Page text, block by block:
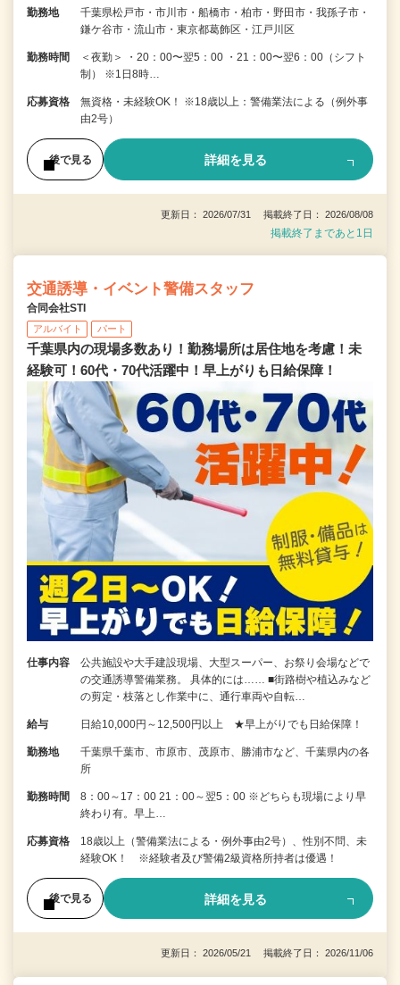
勤務地
千葉県松戸市・市川市・船橋市・柏市・野田市・我孫子市・
鎌ケ谷市・流山市・東京都葛飾区・江戸川区
勤務時間
＜夜勤＞ ・20：00〜翌5：00 ・21：00〜翌6：00（シフト
制） ※1日8時…
応募資格
無資格・未経験OK！ ※18歳以上：警備業法による（例外事
由2号）
後で見る 詳細を見る
更新日： 2026/07/31 掲載終了日： 2026/08/08
掲載終了まであと1日
交通誘導・イベント警備スタッフ
合同会社STI
アルバイト パート
千葉県内の現場多数あり！勤務場所は居住地を考慮！未
経験可！60代・70代活躍中！早上がりも日給保障！
仕事内容
公共施設や大手建設現場、大型スーパー、お祭り会場などで
の交通誘導警備業務。 具体的には…… ■街路樹や植込みなど
の剪定・枝落とし作業中に、通行車両や自転…
給与 日給10,000円～12,500円以上 ★早上がりでも日給保障！
勤務地
千葉県千葉市、市原市、茂原市、勝浦市など、千葉県内の各
所
勤務時間
8：00～17：00 21：00～翌5：00 ※どちらも現場により早
終わり有。早上…
応募資格
18歳以上（警備業法による・例外事由2号）、性別不問、未
経験OK！ ※経験者及び警備2級資格所持者は優遇！
後で見る 詳細を見る
更新日： 2026/05/21 掲載終了日： 2026/11/06